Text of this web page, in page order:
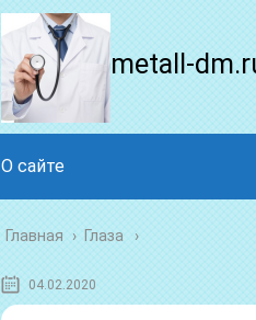
metall-
О сайте
Главная › Глаза
04.02.2020